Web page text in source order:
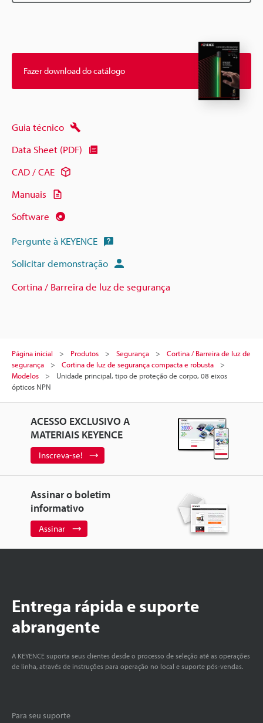
Fazer download do catálogo
Guia técnico
Data Sheet (PDF)
CAD / CAE
Manuais
Software
Pergunte à KEYENCE
Solicitar demonstração
Cortina / Barreira de luz de segurança
Página inicial Produtos Segurança
Cortina / Barreira de luz de
segurança
Cortina de luz de segurança compacta e robusta
Modelos
Unidade principal, tipo de proteção de corpo, 08 eixos
ópticos NPN
ACESSO EXCLUSIVO A
MATERIAIS KEYENCE
Inscreva-se!
Assinar o boletim
informativo
Assinar
Entrega rápida e suporte
abrangente
A KEYENCE suporta seus clientes desde o processo de seleção até as operações
de linha, através de instruções para operação no local e suporte pós-vendas.
Para seu suporte